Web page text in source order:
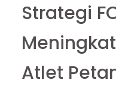
Strategi
Atlet